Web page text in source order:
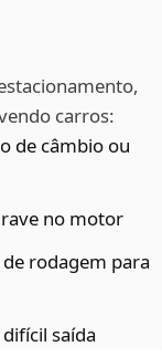
carros:
de câmbio ou
no motor
rodagem para
saída